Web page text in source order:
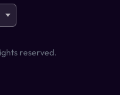
reserved.